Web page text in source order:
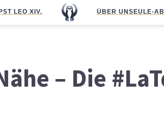
LEO XIV. ÜBER UNS EULE-
– Die